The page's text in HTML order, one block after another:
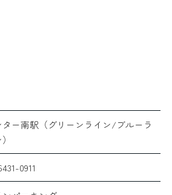
ター南駅（グリーンライン/ブルーラ
0911